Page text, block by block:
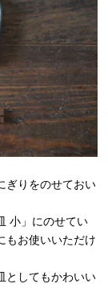
ぎりをのせておい
小」にのせてい
もお使いいただけ
としてもかわいい